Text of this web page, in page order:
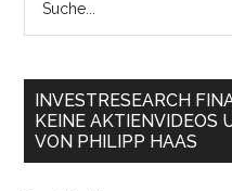
INVESTRESEARCH
KEINE AKTIENVIDEOS
VON PHILIPP HAAS